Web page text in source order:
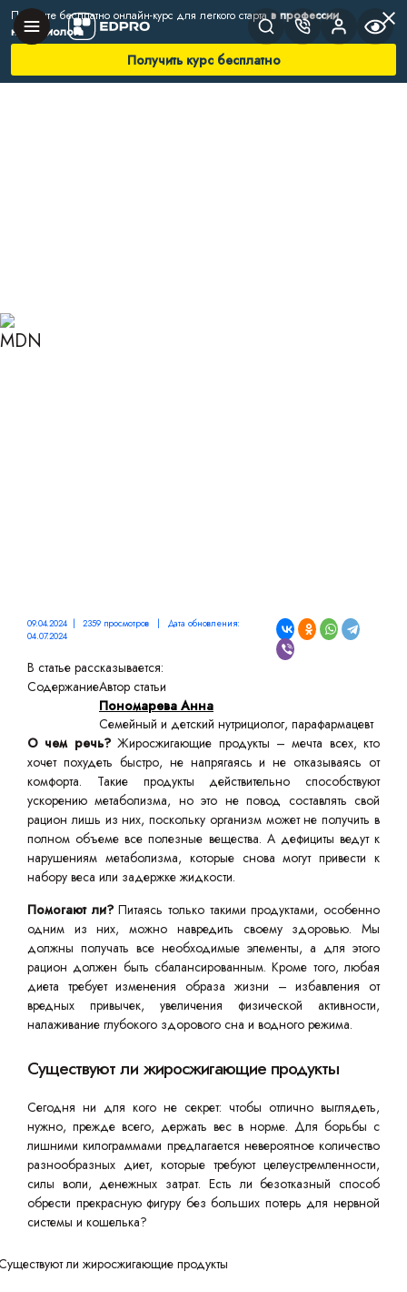
Получите бесплатно онлайн-курс для легкого стартав профессии
нутрициолога
Получить курс бесплатно
09.04.2024 | 2359 просмотров | Дата обновления:
04.07.2024
В статье рассказывается:
СодержаниеАвтор статьи
Пономарева Анна
Семейный и детский нутрициолог, парафармацевт
О чем речь?Жиросжигающие продукты – мечта всех, кто
хочет похудеть быстро, не напрягаясь и не отказываясь от
комфорта. Такие продукты действительно способствуют
ускорению метаболизма, но это не повод составлять свой
рацион лишь из них, поскольку организм может не получить в
полном объеме все полезные вещества. А дефициты ведут к
нарушениям метаболизма, которые снова могут привести к
набору веса или задержке жидкости.
Помогают ли?Питаясь только такими продуктами, особенно
одним из них, можно навредить своему здоровью. Мы
должны получать все необходимые элементы, а для этого
рацион должен быть сбалансированным. Кроме того, любая
диета требует изменения образа жизни – избавления от
вредных привычек, увеличения физической активности,
налаживание глубокого здорового сна и водного режима.
Существуют ли жиросжигающие продукты
Сегодня ни для кого не секрет: чтобы отлично выглядеть,
нужно, прежде всего, держать вес в норме. Для борьбы с
лишними килограммами предлагается невероятное количество
разнообразных диет, которые требуют целеустремленности,
силы воли, денежных затрат. Есть ли безотказный способ
обрести прекрасную фигуру без больших потерь для нервной
системы и кошелька?